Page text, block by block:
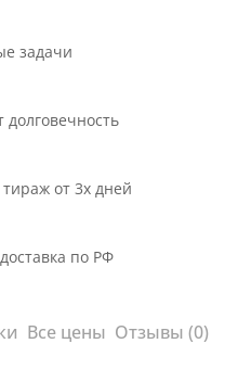
задачи
долговечность
от 3х дней
по РФ
Все цены Отзывы (0)